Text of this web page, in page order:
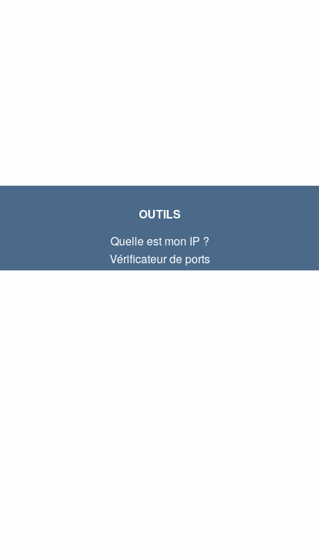
OUTILS
Quelle est mon IP ?
Vérificateur de ports